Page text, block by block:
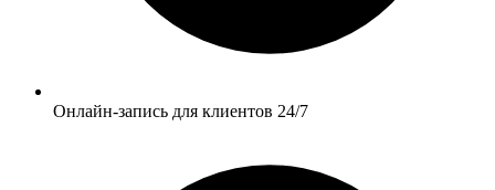
Онлайн-запись для клиентов 24/7